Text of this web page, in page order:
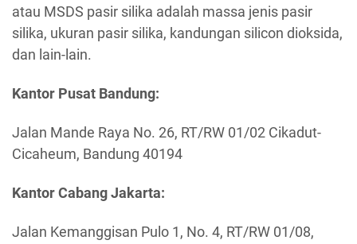
atau MSDS pasir silika adalah massa jenis pasir
silika, ukuran pasir silika, kandungan silicon dioksida,
dan lain-lain.
Kantor Pusat Bandung:
Jalan Mande Raya No. 26, RT/RW 01/02 Cikadut-
Cicaheum, Bandung 40194
Kantor Cabang Jakarta:
Jalan Kemanggisan Pulo 1, No. 4, RT/RW 01/08,